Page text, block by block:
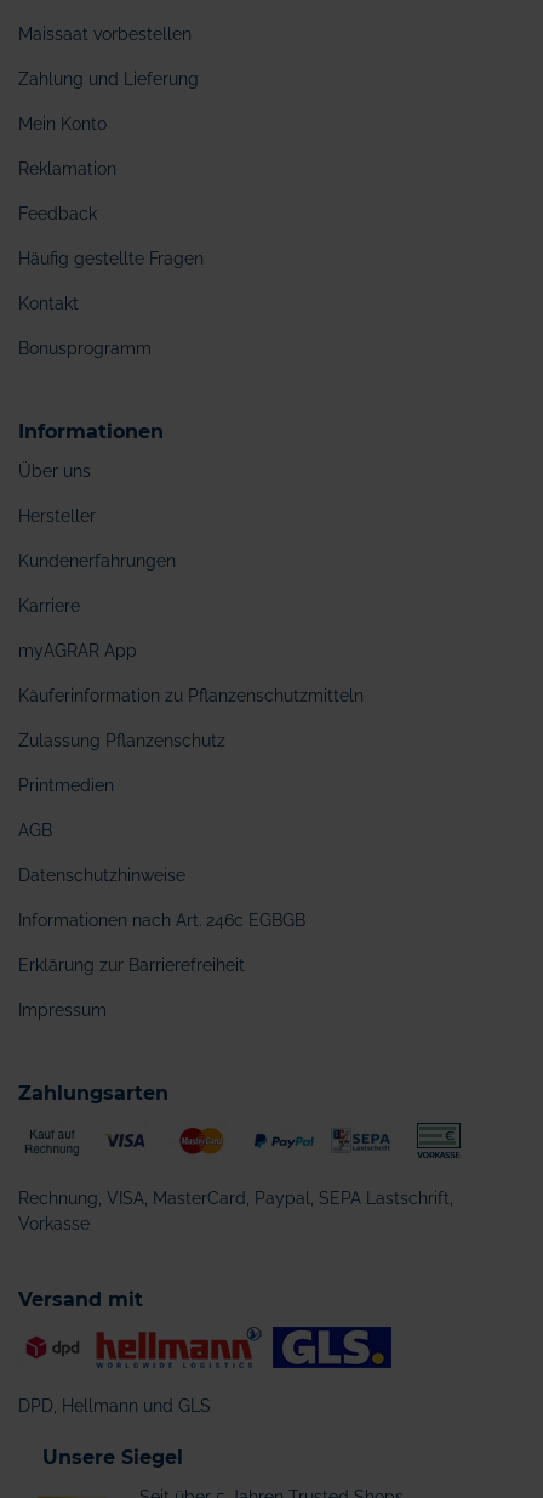
Maissaat vorbestellen
Zahlung und Lieferung
Mein Konto
Reklamation
Feedback
Häufig gestellte Fragen
Kontakt
Bonusprogramm
Informationen
Über uns
Hersteller
Kundenerfahrungen
Karriere
myAGRAR App
Käuferinformation zu Pflanzenschutzmitteln
Zulassung Pflanzenschutz
Printmedien
AGB
Datenschutzhinweise
Informationen nach Art. 246c EGBGB
Erklärung zur Barrierefreiheit
Impressum
Zahlungsarten
Rechnung, VISA, MasterCard, Paypal, SEPA Lastschrift,
Vorkasse
Versand mit
DPD, Hellmann und GLS
Unsere Siegel